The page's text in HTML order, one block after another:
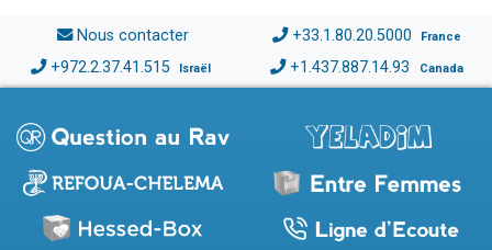
Nous contacter +33.1.80.20.5000 France
+972.2.37.41.515 Israël +1.437.887.14.93 Canada